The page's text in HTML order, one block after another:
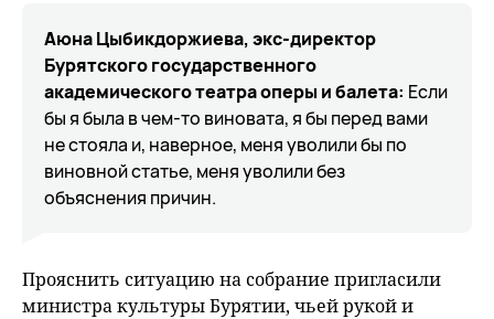
Аюна Цыбикдоржиева, экс-директор
Бурятского государственного
академического театра оперы и балета: Если
бы я была в чем-то виновата, я бы перед вами
не стояла и, наверное, меня уволили бы по
виновной статье, меня уволили без
объяснения причин.
Прояснить ситуацию на собрание пригласили
министра культуры Бурятии, чьей рукой и